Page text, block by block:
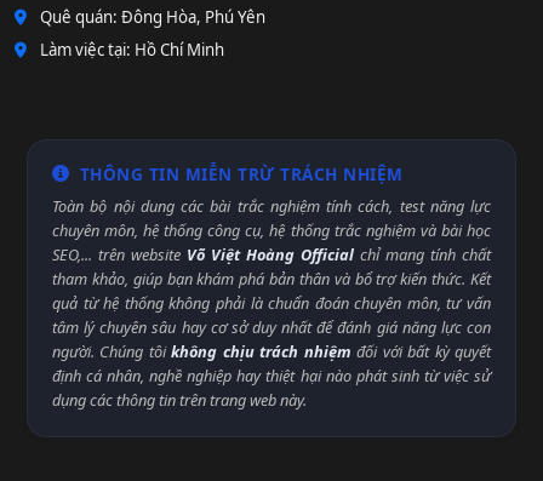
Quê quán: Đông Hòa, Phú Yên
Làm việc tại: Hồ Chí Minh
THÔNG TIN MIỄN TRỪ TRÁCH NHIỆM
Toàn bộ nội dung các bài trắc nghiệm tính cách, test năng lực
chuyên môn, hệ thống công cụ, hệ thống trắc nghiệm và bài học
SEO,... trên website Võ Việt Hoàng Official chỉ mang tính chất
tham khảo, giúp bạn khám phá bản thân và bổ trợ kiến thức. Kết
quả từ hệ thống không phải là chuẩn đoán chuyên môn, tư vấn
tâm lý chuyên sâu hay cơ sở duy nhất để đánh giá năng lực con
người. Chúng tôikhông chịu trách nhiệm đối với bất kỳ quyết
định cá nhân, nghề nghiệp hay thiệt hại nào phát sinh từ việc sử
dụng các thông tin trên trang web này.